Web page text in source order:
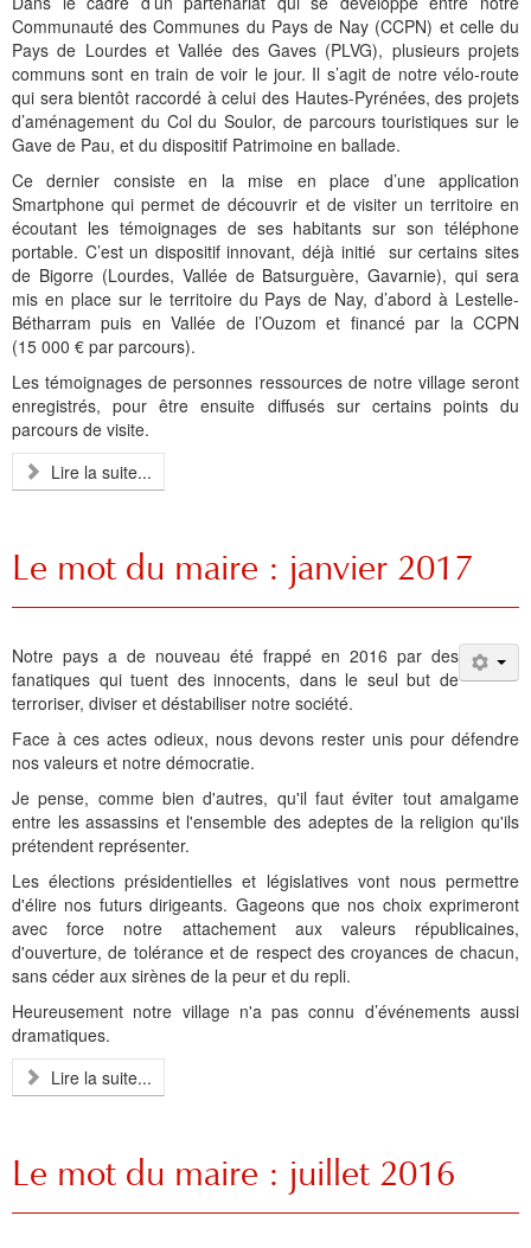
Communauté des Communes du Pays de Nay (CCPN) et celle du
Pays de Lourdes et Vallée des Gaves (PLVG), plusieurs projets
communs sont en train de voir le jour. Il s’agit de notre vélo-route
qui sera bientôt raccordé à celui des Hautes-Pyrénées, des projets
d’aménagement du Col du Soulor, de parcours touristiques sur le
Gave de Pau, et du dispositif Patrimoine en ballade.
Ce dernier consiste en la mise en place d’une application
Smartphone qui permet de découvrir et de visiter un territoire en
écoutant les témoignages de ses habitants sur son téléphone
portable. C’est un dispositif innovant, déjà initié sur certains sites
de Bigorre (Lourdes, Vallée de Batsurguère, Gavarnie), qui sera
mis en place sur le territoire du Pays de Nay, d’abord à Lestelle-
Bétharram puis en Vallée de l’Ouzom et financé par la CCPN
(15 000 € par parcours).
Les témoignages de personnes ressources de notre village seront
enregistrés, pour être ensuite diffusés sur certains points du
parcours de visite.
Lire la suite...
Le mot du maire : janvier 2017
Notre pays a de nouveau été frappé en 2016 par des
fanatiques qui tuent des innocents, dans le seul but de
terroriser, diviser et déstabiliser notre société.
Face à ces actes odieux, nous devons rester unis pour défendre
nos valeurs et notre démocratie.
Je pense, comme bien d'autres, qu'il faut éviter tout amalgame
entre les assassins et l'ensemble des adeptes de la religion qu'ils
prétendent représenter.
Les élections présidentielles et législatives vont nous permettre
d'élire nos futurs dirigeants. Gageons que nos choix exprimeront
avec force notre attachement aux valeurs républicaines,
d'ouverture, de tolérance et de respect des croyances de chacun,
sans céder aux sirènes de la peur et du repli.
Heureusement notre village n'a pas connu d’événements aussi
dramatiques.
Lire la suite...
Le mot du maire : juillet 2016